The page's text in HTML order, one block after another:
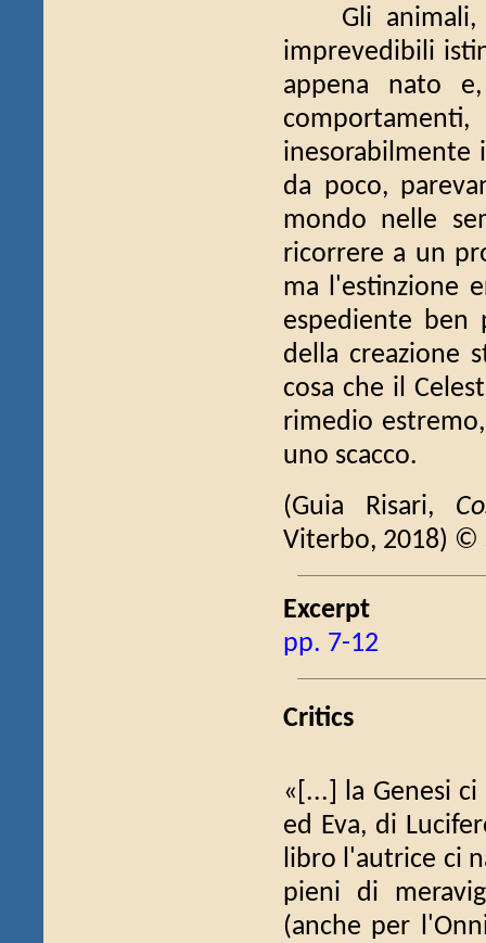
Gli animali,
imprevedibili
appena nato
inesorabilmente
da poco,
mondo nelle
ricorrere a un
ma l'estinzione
espediente ben
della creazione
cosa che il
rimedio
uno scacco.
(Guia Risari,
Viterbo, 2018) ©
Excerpt
pp. 7-12
Critics
«[...] la Genesi
ed Eva, di
libro l'autrice ci
pieni di
(anche per